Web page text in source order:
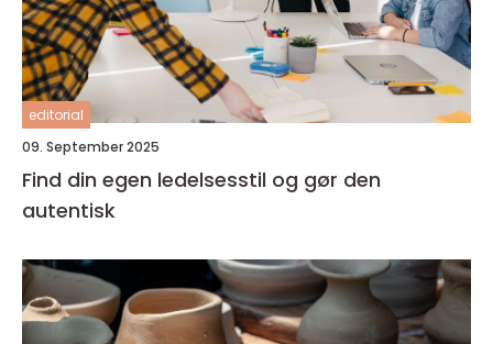
editorial
09. September 2025
Find din egen ledelsesstil og gør den
autentisk